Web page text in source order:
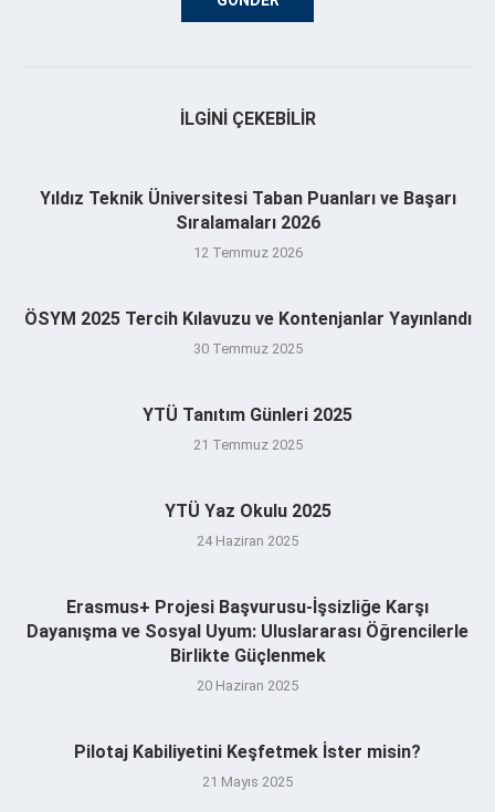
İLGINI ÇEKEBILIR
Yıldız Teknik Üniversitesi Taban Puanları ve Başarı
Sıralamaları 2026
12 Temmuz 2026
ÖSYM 2025 Tercih Kılavuzu ve Kontenjanlar Yayınlandı
30 Temmuz 2025
YTÜ Tanıtım Günleri 2025
21 Temmuz 2025
YTÜ Yaz Okulu 2025
24 Haziran 2025
Erasmus+ Projesi Başvurusu-İşsizliğe Karşı
Dayanışma ve Sosyal Uyum: Uluslararası Öğrencilerle
Birlikte Güçlenmek
20 Haziran 2025
Pilotaj Kabiliyetini Keşfetmek İster misin?
21 Mayıs 2025